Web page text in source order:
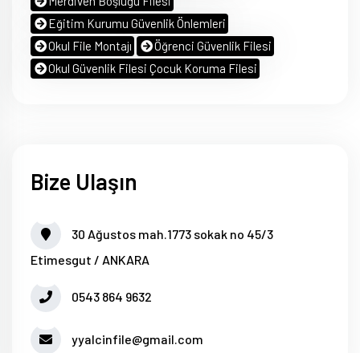
Eğitim Kurumu Güvenlik Önlemleri
Okul File Montajı
Öğrenci Güvenlik Filesi
Okul Güvenlik Filesi Çocuk Koruma Filesi
Bize Ulaşın
30 Ağustos mah.1773 sokak no 45/3
Etimesgut / ANKARA
0543 864 9632
yyalcinfile@gmail.com